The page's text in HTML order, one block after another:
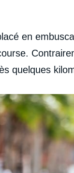
en
quelques